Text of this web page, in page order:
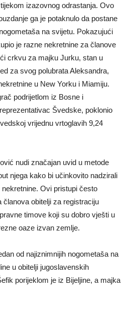
izazovnog odrastanja. Ovo
ga je potaknulo da postane
na svijetu. Pokazujući
je razne nekretnine za članove
crkvu za majku Jurku, stan u
za svog polubrata Aleksandra,
u New Yorku i Miamiju.
podrijetlom iz Bosne i
Švedske, poklonio
vrijednu vrtoglavih 9,24
nudi značajan uvid u metode
njega kako bi učinkovito nadzirali
Ovi pristupi često
članova obitelji za registraciju
timove koji su dobro vješti u
oaze izvan zemlje.
od najiznimnijih nogometaša na
u obitelji jugoslavenskih
porijeklom je iz Bijeljine, a majka